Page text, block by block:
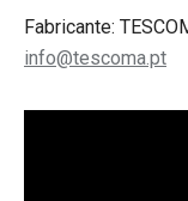
Fabricante:
info@tescoma.pt